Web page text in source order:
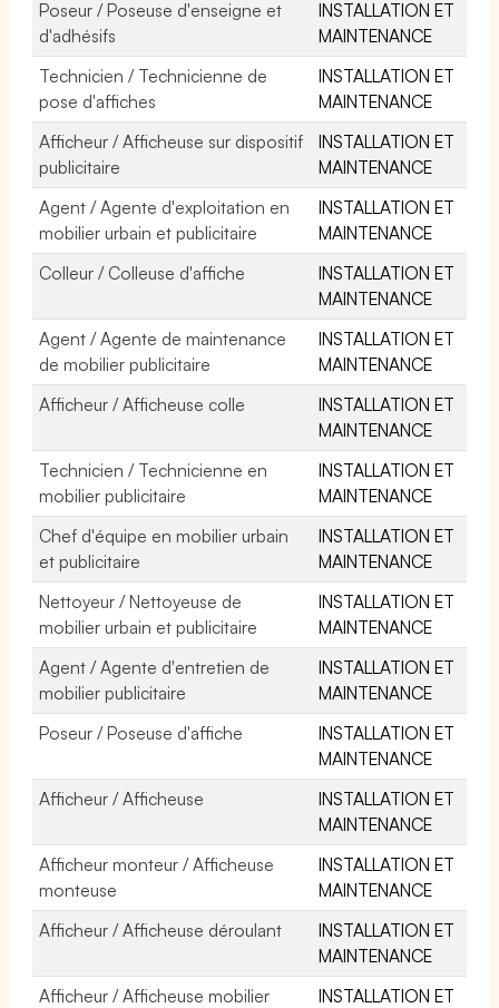
Poseur / Poseuse d'enseigne et
d'adhésifs
INSTALLATION ET
MAINTENANCE
Technicien / Technicienne de
pose d'affiches
INSTALLATION ET
MAINTENANCE
Afficheur / Afficheuse sur dispositif
publicitaire
INSTALLATION ET
MAINTENANCE
Agent / Agente d'exploitation en
mobilier urbain et publicitaire
INSTALLATION ET
MAINTENANCE
Colleur / Colleuse d'affiche
INSTALLATION ET
MAINTENANCE
Agent / Agente de maintenance
de mobilier publicitaire
INSTALLATION ET
MAINTENANCE
Afficheur / Afficheuse colle
INSTALLATION ET
MAINTENANCE
Technicien / Technicienne en
mobilier publicitaire
INSTALLATION ET
MAINTENANCE
Chef d'équipe en mobilier urbain
et publicitaire
INSTALLATION ET
MAINTENANCE
Nettoyeur / Nettoyeuse de
mobilier urbain et publicitaire
INSTALLATION ET
MAINTENANCE
Agent / Agente d'entretien de
mobilier publicitaire
INSTALLATION ET
MAINTENANCE
Poseur / Poseuse d'affiche
INSTALLATION ET
MAINTENANCE
Afficheur / Afficheuse
INSTALLATION ET
MAINTENANCE
Afficheur monteur / Afficheuse
monteuse
INSTALLATION ET
MAINTENANCE
Afficheur / Afficheuse déroulant
INSTALLATION ET
MAINTENANCE
Afficheur / Afficheuse mobilier
INSTALLATION ET